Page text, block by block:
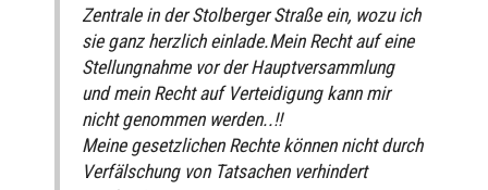
Zentrale in der Stolberger Straße ein, wozu ich
sie ganz herzlich einlade.Mein Recht auf eine
Stellungnahme vor der Hauptversammlung
und mein Recht auf Verteidigung kann mir
nicht genommen werden..!!
Meine gesetzlichen Rechte können nicht durch
Verfälschung von Tatsachen verhindert